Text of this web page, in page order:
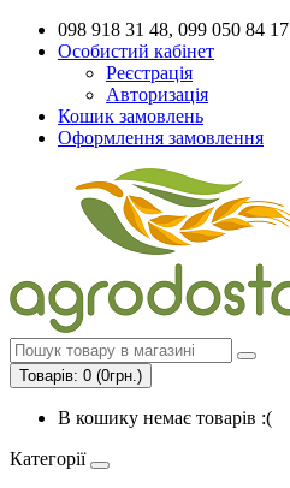
098 918 31 48, 099 050 84 17
Особистий кабінет
Реєстрація
Авторизація
Кошик замовлень
Оформлення замовлення
Товарів: 0 (0грн.)
В кошику немає товарів :(
Категорії